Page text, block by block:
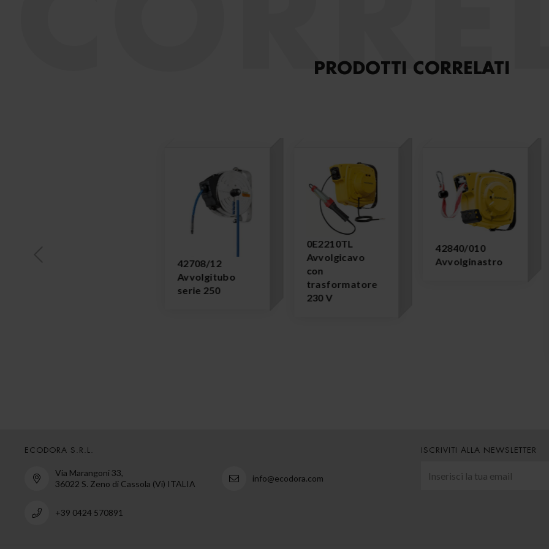
PRODOTTI CORRELATI
42708/12
Avvolgitubo
serie 250
0E2210TL
Avvolgicavo
con
trasformatore
230 V
42840/010
Avvolginastro
ECODORA S.R.L.
Via Marangoni 33,
36022 S. Zeno di Cassola (Vi) ITALIA
info@ecodora.com
+39 0424 570891
ISCRIVITI ALLA NEWSLETTER